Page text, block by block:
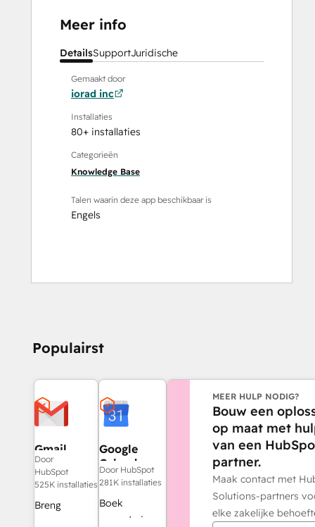
Meer info
DetailsSupportJuridische
Gemaakt door
iorad inc
Installaties
80+ installaties
Categorieën
Knowledge Base
Talen waarin deze app beschikbaar is
Engels
Populairst
Gmail
Door
HubSpot
525K installaties
Breng
Google
Calendar
Door HubSpot
281K installaties
Boek
vergaderingen
MEER HULP NODIG?
Bouw een
op maat met
van een
partner.
Maak contact met
Solutions-partners
elke zakelijke